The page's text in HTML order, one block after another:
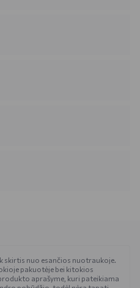
skirtis nuo esančios nuotraukoje.
pakuotėje bei kitokios
aprašyme, kuri pateikiama